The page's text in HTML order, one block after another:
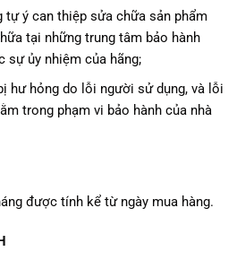
tự ý can thiệp sửa chữa sản phẩm
tại những trung tâm bảo hành
sự ủy nhiệm của hãng;
hư hỏng do lỗi người sử dụng, và lỗi
trong phạm vi bảo hành của nhà
được tính kể từ ngày mua hàng.